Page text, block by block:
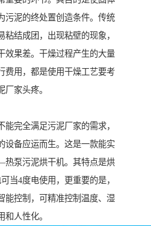
污泥的终处置创造条件。传统
结成团，出现粘壁的现象，
效果差。干燥过程产生的大量
费用，都是使用干燥工艺要考
家头疼。
完全满足污泥厂家的需求，
设备应运而生。这是一款能实
泵污泥烘干机。其特点是烘
当4度电使用，更重要的是，
能控制，可精准控制温度、湿
人性化。